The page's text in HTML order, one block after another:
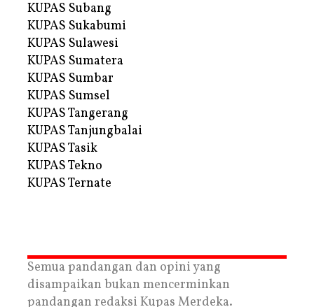
KUPAS Subang
KUPAS Sukabumi
KUPAS Sulawesi
KUPAS Sumatera
KUPAS Sumbar
KUPAS Sumsel
KUPAS Tangerang
KUPAS Tanjungbalai
KUPAS Tasik
KUPAS Tekno
KUPAS Ternate
Semua pandangan dan opini yang
disampaikan bukan mencerminkan
pandangan redaksi Kupas Merdeka.